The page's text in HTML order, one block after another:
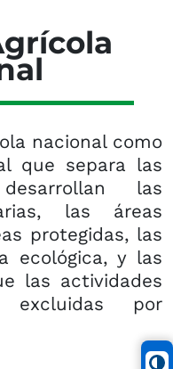
nacional como
que separa las
las
las áreas
protegidas, las
ecológica, y las
las actividades
excluidas por